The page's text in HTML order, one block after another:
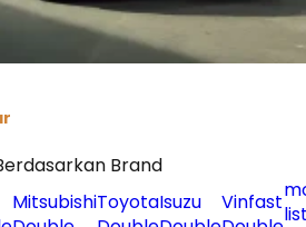
Brand
MitsubishiToyotaIsuzu
Vinfast